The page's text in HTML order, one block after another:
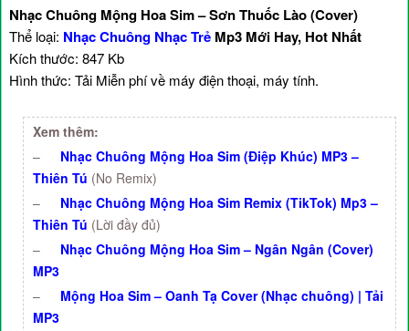
Nhạc Chuông Mộng Hoa Sim – Sơn Thuốc Lào (Cover)
Thể loại: Nhạc Chuông Nhạc Trẻ Mp3 Mới Hay, Hot Nhất
Kích thước: 847 Kb
Hình thức: Tải Miễn phí về máy điện thoại, máy tính.
Xem thêm:
–
Nhạc Chuông Mộng Hoa Sim (Điệp Khúc) MP3 –
Thiên Tú (No Remix)
–
Nhạc Chuông Mộng Hoa Sim Remix (TikTok) Mp3 –
Thiên Tú (Lời đầy đủ)
–
Nhạc Chuông Mộng Hoa Sim – Ngân Ngân (Cover)
MP3
–
Mộng Hoa Sim – Oanh Tạ Cover (Nhạc chuông) | Tải
MP3